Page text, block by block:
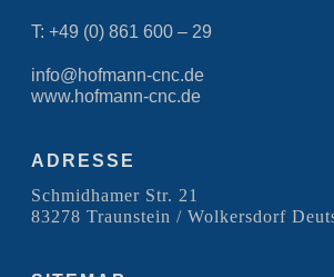
T: +49 (0) 861 600 – 29
info@hofmann-cnc.de
www.hofmann-cnc.de
ADRESSE
Schmidhamer Str. 21
83278 Traunstein / Wolkersdorf